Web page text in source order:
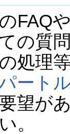
FAQ
の質
処理
ート
望が
。